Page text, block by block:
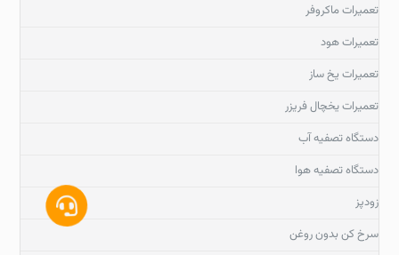
تعمیرات ماکروفر
تعمیرات هود
تعمیرات یخ ساز
تعمیرات یخچال فریزر
دستگاه تصفیه آب
دستگاه تصفیه هوا
زودپز
سرخ کن بدون روغن